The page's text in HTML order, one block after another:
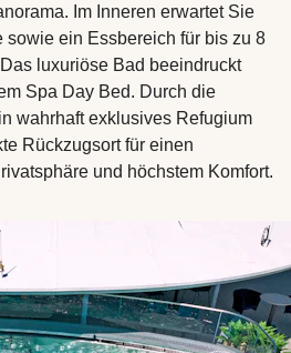
Im Inneren erwartet Sie
ein Essbereich für bis zu 8
luxuriöse Bad beeindruckt
Spa Day Bed. Durch die
wahrhaft exklusives Refugium
Rückzugsort für einen
und höchstem Komfort.